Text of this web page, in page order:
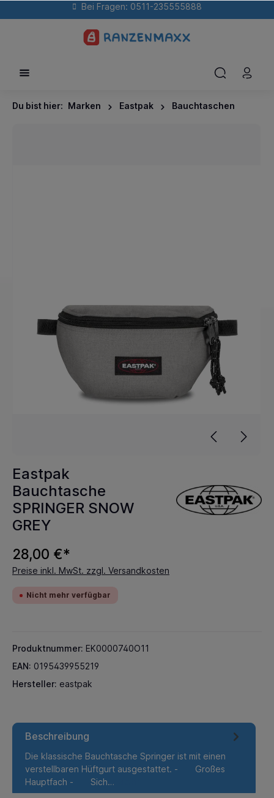
Bei Fragen: 0511-235555888
Du bist hier: Marken Eastpak Bauchtaschen
Eastpak
Bauchtasche
SPRINGER SNOW
GREY
28,00 €*
Preise inkl. MwSt. zzgl. Versandkosten
Nicht mehr verfügbar
Produktnummer: EK0000740O11
EAN: 0195439955219
Hersteller: eastpak
Beschreibung
Die klassische Bauchtasche Springer ist mit einen
verstellbaren Hüftgurt ausgestattet. - Großes
Hauptfach - Sich…